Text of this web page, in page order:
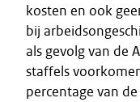
kosten en ook
bij
als gevolg van de
staffels
percentage van